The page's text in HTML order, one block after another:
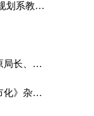
董黎明 北京大学环境学院城市与区域规划系教授、博士生导师
刘仪舜：国家财政部国有资产管理局原局长、中资投资管理有限公司董事长
顾晴：城市化委员会副秘书长、《城市化》杂志主编、城市化网总裁